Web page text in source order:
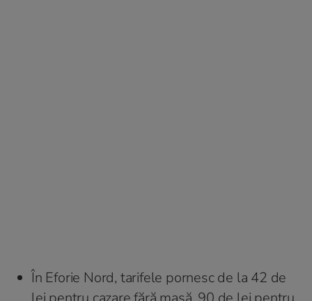
În Eforie Nord, tarifele pornesc de la 42 de